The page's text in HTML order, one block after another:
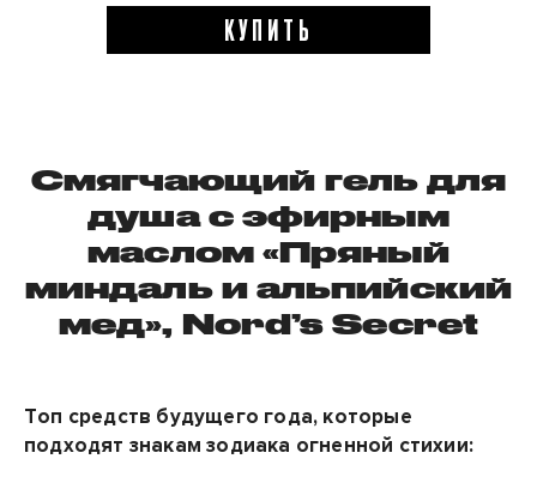
КУПИТЬ
Смягчающий гель для
душа с эфирным
маслом «Пряный
миндаль и альпийский
мед», Nord’s Secret
Топ средств будущего года, которые
подходят знакам зодиака огненной стихии: